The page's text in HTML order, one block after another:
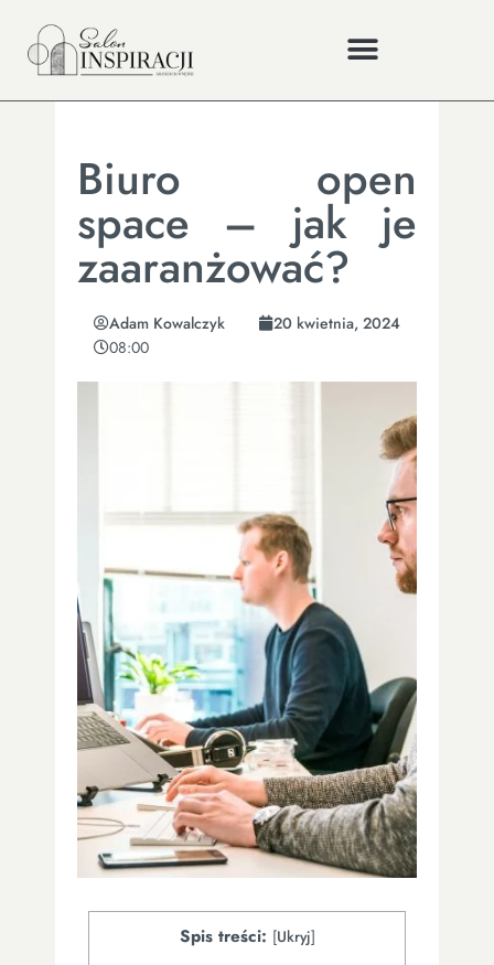
Biuro open
space – jak je
zaaranżować?
Adam Kowalczyk
20 kwietnia, 2024
08:00
Spis treści: [Ukryj]